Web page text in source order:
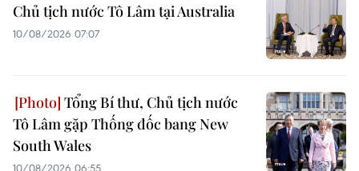
Chủ tịch nước Tô Lâm tại Australia
10/08/2026 07:07
Tổng Bí thư, Chủ tịch nước
Tô Lâm gặp Thống đốc bang New
South Wales
10/08/2026 06:55